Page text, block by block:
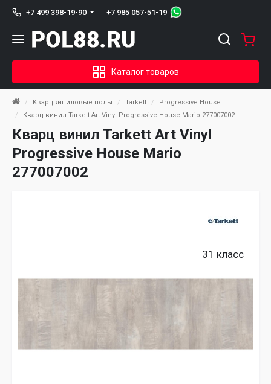
+7 499 398-19-90 +7 985 057-51-19
Каталог товаров
Кварцвиниловые полы Tarkett
Progressive House
Кварц винил Tarkett Art Vinyl Progressive House Mario 277007002
Кварц винил Tarkett Art Vinyl
Progressive House Mario
277007002
31 класс